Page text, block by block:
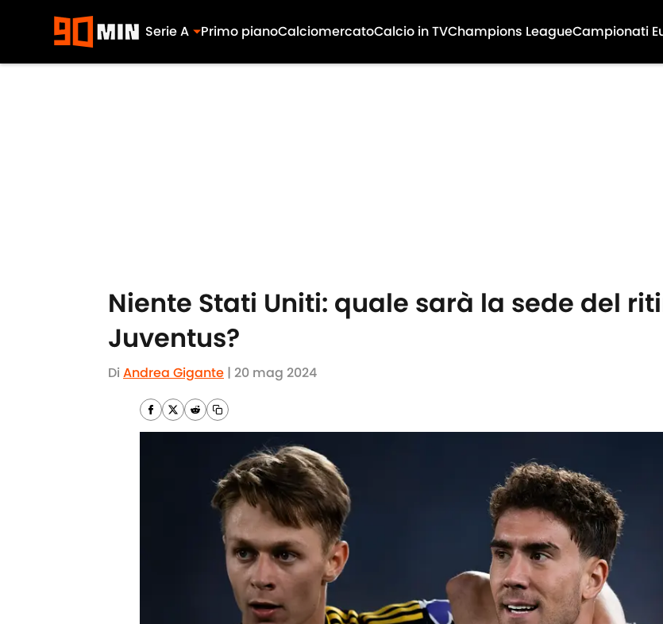
Serie A Primo pianoCalciomercatoCalcio in TVChampions LeagueCampionati
Niente Stati Uniti: quale sarà la sede del
Juventus?
Di Andrea Gigante | 20 mag 2024